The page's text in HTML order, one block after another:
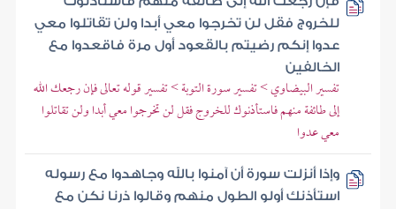
للخروج فقل لن تخرجوا معي أبدا ولن تقاتلوا معي
عدوا إنكم رضيتم بالقعود أول مرة فاقعدوا مع
الخالفين
تفسير البيضاوي > تفسير سورة التوبة > تفسير قوله تعالى فإن رجعك الله
إلى طائفة منهم فاستأذنوك للخروج فقل لن تخرجوا معي أبدا ولن تقاتلوا
معي عدوا
وإذا أنزلت سورة أن آمنوا بالله وجاهدوا مع رسوله
استأذنك أولو الطول منهم وقالوا ذرنا نكن مع